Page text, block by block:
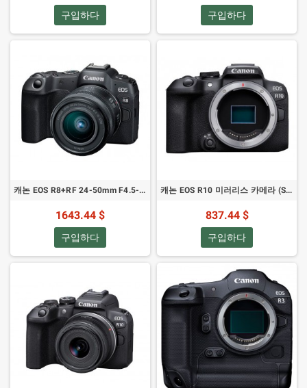
구입하다 구입하다
캐논 EOS R8+RF 24-50mm F4.5-6.3
1643.44 $
구입하다
캐논 EOS R10 미러리스 카메라 (SKU 5331C046AA)
837.44 $
구입하다